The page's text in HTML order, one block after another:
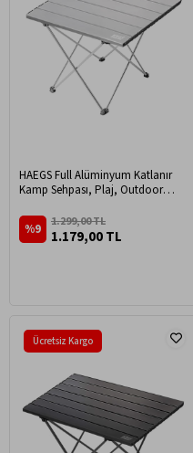
HAEGS Full Alüminyum Katlanır
Kamp Sehpası, Plaj, Outdoor
Gümüş
1.179,00 TL
1.299,00 TL
%9
Ücretsiz Kargo